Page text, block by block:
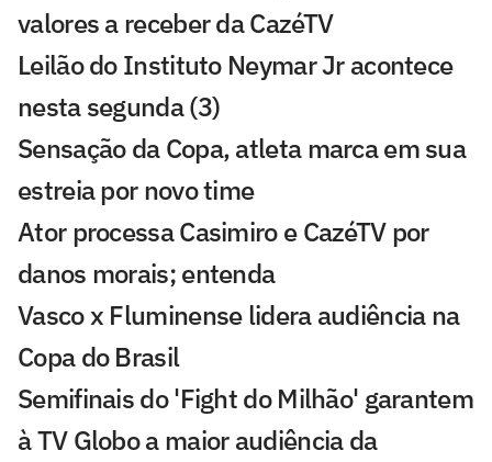
valores a receber da CazéTV
Leilão do Instituto Neymar Jr acontece
nesta segunda (3)
Sensação da Copa, atleta marca em sua
estreia por novo time
Ator processa Casimiro e CazéTV por
danos morais; entenda
Vasco x Fluminense lidera audiência na
Copa do Brasil
Semifinais do 'Fight do Milhão' garantem
à TV Globo a maior audiência da